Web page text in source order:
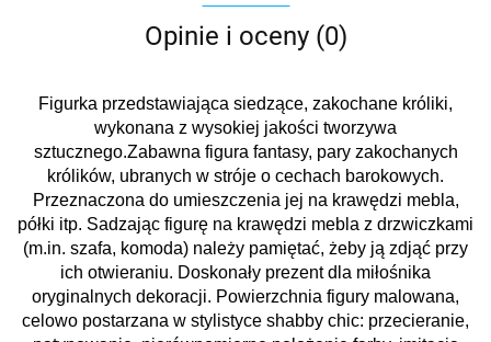
Opinie i oceny (0)
Figurka przedstawiająca siedzące, zakochane króliki,
wykonana z wysokiej jakości tworzywa
sztucznego.Zabawna figura fantasy, pary zakochanych
królików, ubranych w stróje o cechach barokowych.
Przeznaczona do umieszczenia jej na krawędzi mebla,
półki itp. Sadzając figurę na krawędzi mebla z drzwiczkami
(m.in. szafa, komoda) należy pamiętać, żeby ją zdjąć przy
ich otwieraniu. Doskonały prezent dla miłośnika
oryginalnych dekoracji. Powierzchnia figury malowana,
celowo postarzana w stylistyce shabby chic: przecieranie,